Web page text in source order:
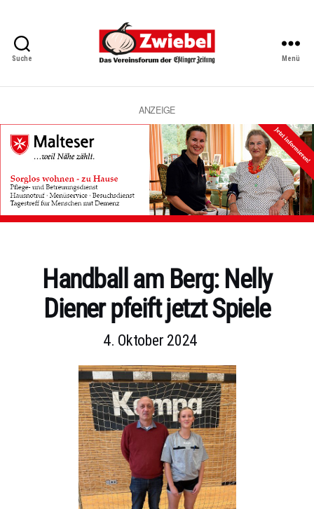
Suche
Vereinsforum
Eßlinger
Zeitung
Menü
ANZEIGE
KategorienHandball am Berg: Nelly
Diener pfeift jetzt Spiele
4. Oktober 2024